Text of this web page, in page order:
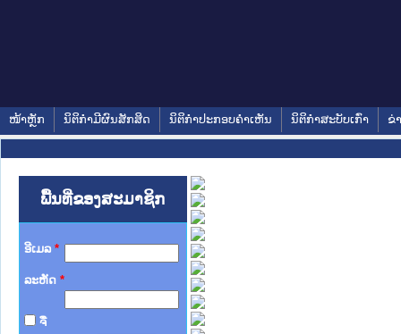
ໜ້າຫຼັກ ນິຕິກໍາມີຜົນສັກສິດ ນິຕິກໍາປະກອບຄໍາເຫັນ ນິຕິກໍາສະບັບເກົ່າ ຂ່
ພື້ນທີ່ຂອງສະມາຊິກ
ອີເມລ *
ລະຫັດ *
ຈື່